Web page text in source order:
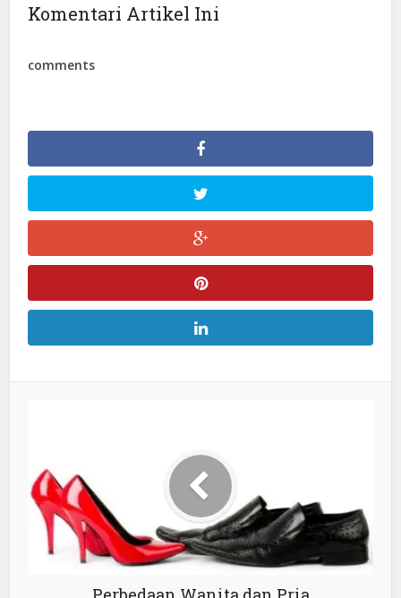
Komentari Artikel Ini
comments